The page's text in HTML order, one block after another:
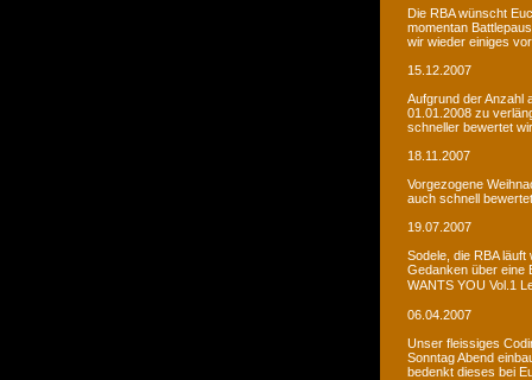
Die RBA wünscht
momentan
wir wieder einiges
15.12.2007
Aufgrund der Anzahl
01.01.2008 zu
schneller bewertet
18.11.2007
Vorgezogene
auch schnell
19.07.2007
Sodele, die RBA
Gedanken über eine
WANTS YOU Vol.1
06.04.2007
Unser fleissiges
Sonntag Abend
bedenkt dieses bei